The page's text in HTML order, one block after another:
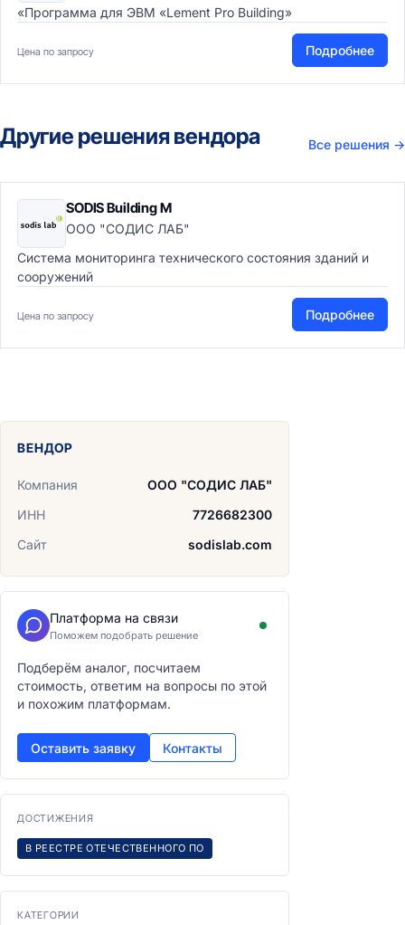
«Программа для ЭВМ «Lement Pro Building»
Цена по запросу Подробнее
Другие решения вендора Все решения →
SODIS Building M
ООО "СОДИС ЛАБ"
Cистема мониторинга технического состояния зданий и
сооружений
Цена по запросу Подробнее
ВЕНДОР
Компания
ООО "СОДИС ЛАБ"
ИНН
7726682300
Сайт
sodislab.com
Платформа на связи
Поможем подобрать решение
Подберём аналог, посчитаем
стоимость, ответим на вопросы по этой
и похожим платформам.
Оставить заявку Контакты
ДОСТИЖЕНИЯ
В РЕЕСТРЕ ОТЕЧЕСТВЕННОГО ПО
КАТЕГОРИИ